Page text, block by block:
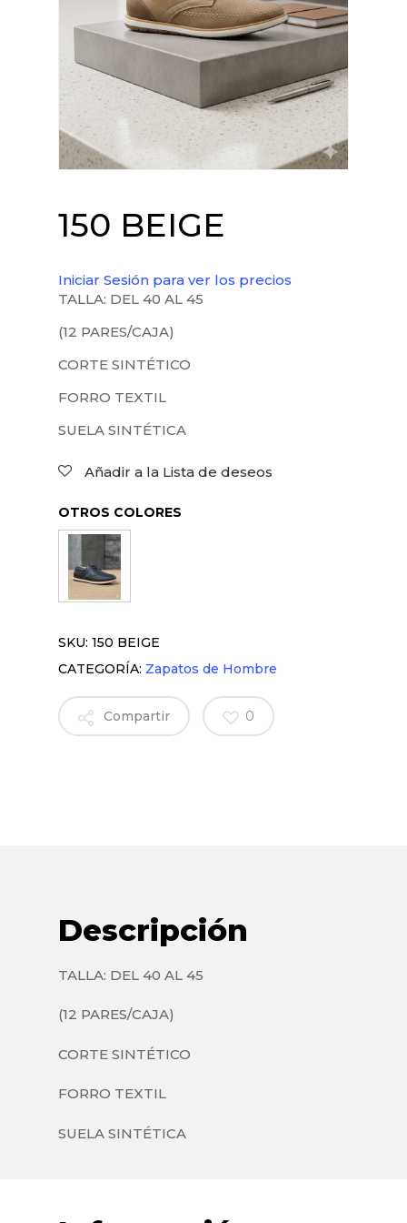
150 BEIGE
Iniciar Sesión para ver los precios
TALLA: DEL 40 AL 45
(12 PARES/CAJA)
CORTE SINTÉTICO
FORRO TEXTIL
SUELA SINTÉTICA
Añadir a la Lista de deseos
OTROS COLORES
SKU: 150 BEIGE
CATEGORÍA: Zapatos de Hombre
Compartir 0
Descripción
TALLA: DEL 40 AL 45
(12 PARES/CAJA)
CORTE SINTÉTICO
FORRO TEXTIL
SUELA SINTÉTICA